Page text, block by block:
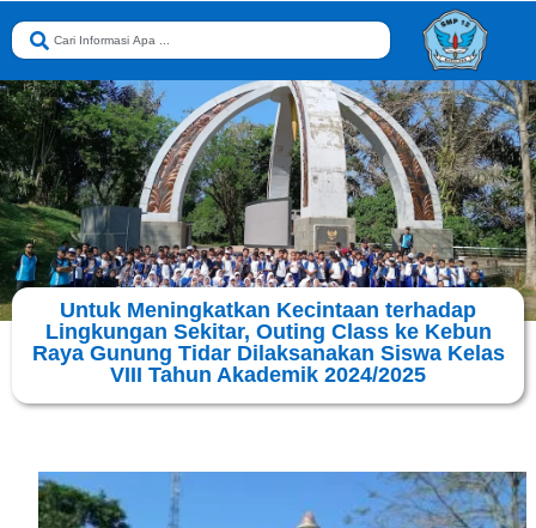
Untuk Meningkatkan Kecintaan terhadap
Lingkungan Sekitar, Outing Class ke Kebun
Raya Gunung Tidar Dilaksanakan Siswa Kelas
VIII Tahun Akademik 2024/2025